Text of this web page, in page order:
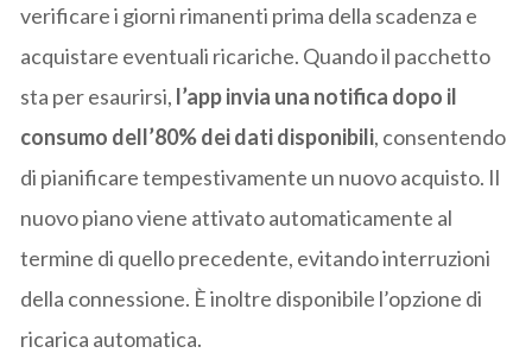
verificare i giorni rimanenti prima della scadenza e
acquistare eventuali ricariche. Quando il pacchetto
sta per esaurirsi, l’app invia una notifica dopo il
consumo dell’80% dei dati disponibili, consentendo
di pianificare tempestivamente un nuovo acquisto. Il
nuovo piano viene attivato automaticamente al
termine di quello precedente, evitando interruzioni
della connessione. È inoltre disponibile l’opzione di
ricarica automatica.